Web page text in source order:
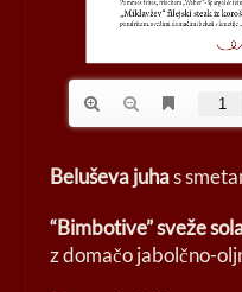
Beluševa juhas
“Bimbotive” sveže
z domačo jabolčno-